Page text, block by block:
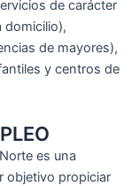
de carácter
domicilio),
de mayores),
y centros de
es una
objetivo propiciar